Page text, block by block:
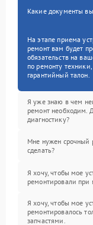
Какие документы
На этапе приема
ремонт вам будет
обязательств на
по ремонту
гарантийный талон.
Я уже знаю в чем
ремонт необходим.
диагностику?
Мне нужен срочный
сделать?
Я хочу, чтобы мое
ремонтировали при
Я хочу, чтобы мое
ремонтировалось
запчастями.